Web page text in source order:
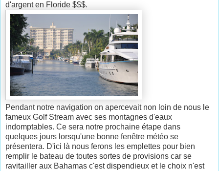
d'argent en Floride $$$.
Pendant notre navigation on apercevait non loin de nous le
fameux Golf Stream avec ses montagnes d'eaux
indomptables. Ce sera notre prochaine étape dans
quelques jours lorsqu'une bonne fenêtre météo se
présentera. D'ici là nous ferons les emplettes pour bien
remplir le bateau de toutes sortes de provisions car se
ravitailler aux Bahamas c'est dispendieux et le choix n'est